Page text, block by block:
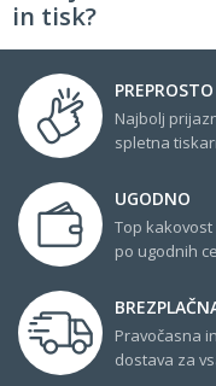
in tisk?
PREPROSTO
Najbolj
spletna
UGODNO
Top kakovost
po ugodnih
Pravočasna
dostava za